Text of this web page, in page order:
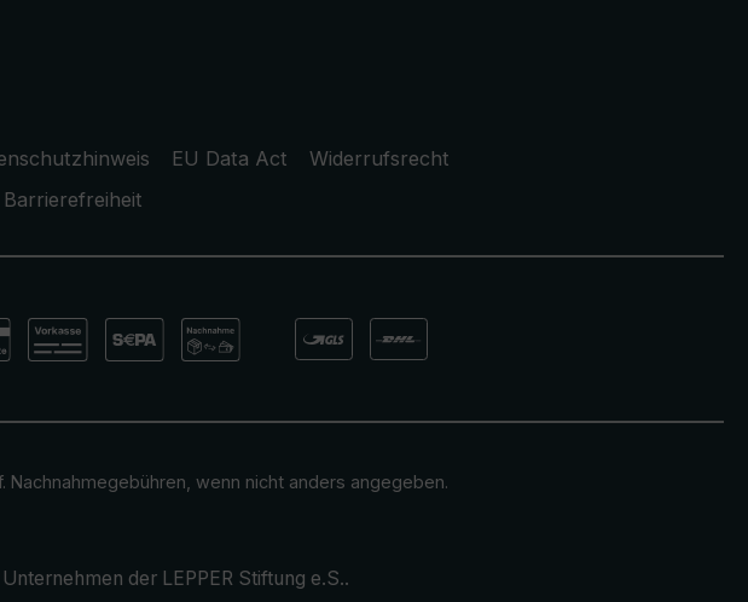
EU Data Act
Widerrufsrecht
Barrierefreiheit
Nachnahmegebühren, wenn nicht anders angegeben.
der LEPPER Stiftung e.S..